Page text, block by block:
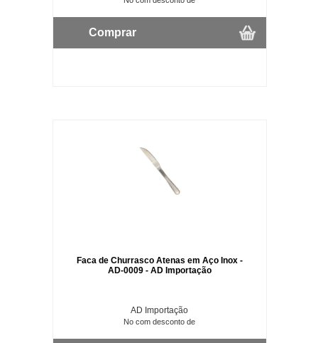
Comprar
Faca de Churrasco Atenas em Aço Inox -
AD-0009 - AD Importação
AD Importação
No com desconto de